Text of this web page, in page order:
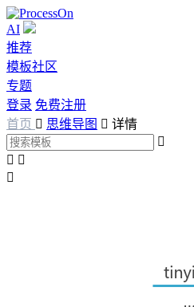
AI
推荐
模板社区
专题
登录 免费注册
首页  思维导图  详情

 
